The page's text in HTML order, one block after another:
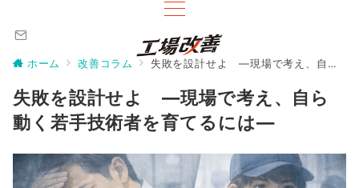
ホーム 改善コラム 失敗を設計せよ ―現場で考え、自ら動く若手技術者を育てるには―
失敗を設計せよ ―現場で考え、自ら
動く若手技術者を育てるには―